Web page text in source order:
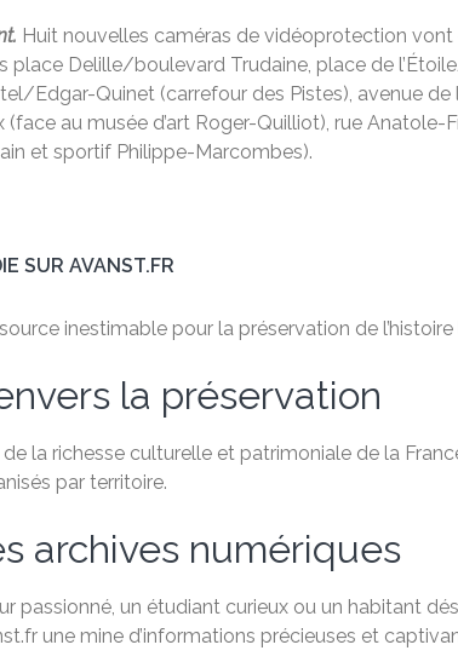
Huit nouvelles caméras de vidéoprotection
place Delille/boulevard Trudaine, place de
Edgar-Quinet (carrefour des Pistes), avenue
au musée d’art Roger-Quilliot), rue
et sportif Philippe-Marcombes).
SUR AVANST.FR
inestimable pour la préservation de
la préservation
la richesse culturelle et patrimoniale de la
par territoire.
archives numériques
passionné, un étudiant curieux ou un habitant
une mine d’informations précieuses et